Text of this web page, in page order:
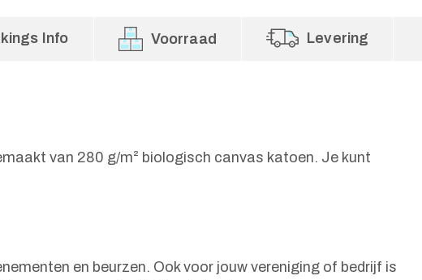
Info Voorraad Levering
van 280 g/m² biologisch canvas katoen. Je kunt
en beurzen. Ook voor jouw vereniging of bedrijf is